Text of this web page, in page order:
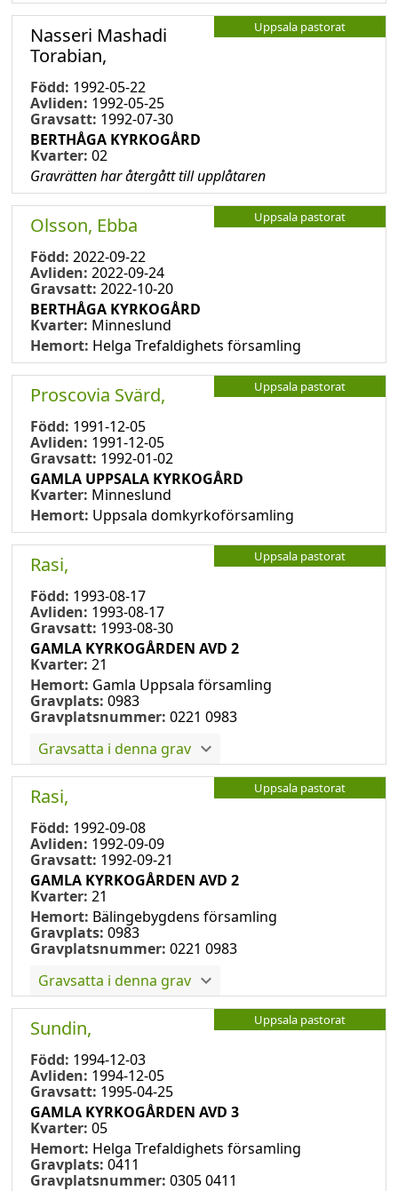
Uppsala pastorat
Nasseri Mashadi
Torabian,
Född: 1992-05-22
Avliden: 1992-05-25
Gravsatt: 1992-07-30
BERTHÅGA KYRKOGÅRD
Kvarter: 02
Gravrätten har återgått till upplåtaren
Uppsala pastorat
Olsson, Ebba
Född: 2022-09-22
Avliden: 2022-09-24
Gravsatt: 2022-10-20
BERTHÅGA KYRKOGÅRD
Kvarter: Minneslund
Hemort: Helga Trefaldighets församling
Uppsala pastorat
Proscovia Svärd,
Född: 1991-12-05
Avliden: 1991-12-05
Gravsatt: 1992-01-02
GAMLA UPPSALA KYRKOGÅRD
Kvarter: Minneslund
Hemort: Uppsala domkyrkoförsamling
Uppsala pastorat
Rasi,
Född: 1993-08-17
Avliden: 1993-08-17
Gravsatt: 1993-08-30
GAMLA KYRKOGÅRDEN AVD 2
Kvarter: 21
Hemort: Gamla Uppsala församling
Gravplats: 0983
Gravplatsnummer: 0221 0983
Gravsatta i denna grav
Uppsala pastorat
Rasi,
Född: 1992-09-08
Avliden: 1992-09-09
Gravsatt: 1992-09-21
GAMLA KYRKOGÅRDEN AVD 2
Kvarter: 21
Hemort: Bälingebygdens församling
Gravplats: 0983
Gravplatsnummer: 0221 0983
Gravsatta i denna grav
Uppsala pastorat
Sundin,
Född: 1994-12-03
Avliden: 1994-12-05
Gravsatt: 1995-04-25
GAMLA KYRKOGÅRDEN AVD 3
Kvarter: 05
Hemort: Helga Trefaldighets församling
Gravplats: 0411
Gravplatsnummer: 0305 0411